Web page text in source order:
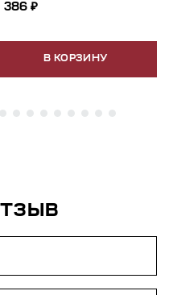
386 ₽
В КОРЗИНУ